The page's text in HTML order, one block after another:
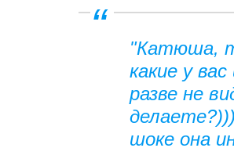
"Катюша,
какие у
разве не
шоке она